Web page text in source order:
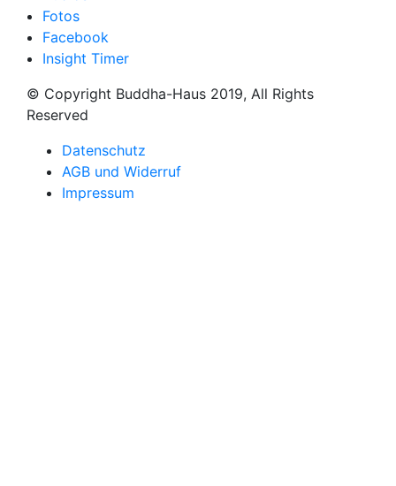
Fotos
Facebook
Insight Timer
© Copyright Buddha-Haus 2019, All Rights
Reserved
Datenschutz
AGB und Widerruf
Impressum